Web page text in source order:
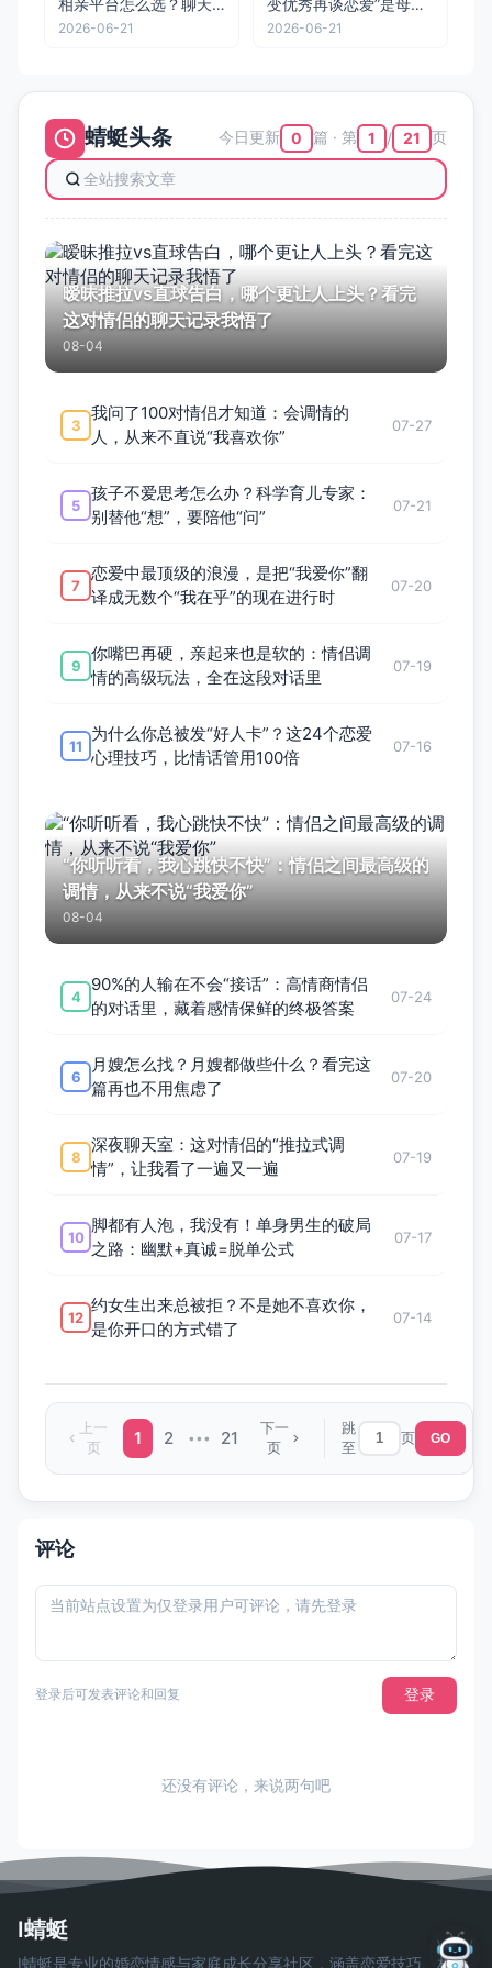
话题怎么聊？蜻小蜓一
2026-06-21
单身最大的骗局
2026-06-21
蜻蜓头条 今日更新 0 篇 · 第 1 / 21 页
暧昧推拉vs直球告白，哪个更让人上头？看完
这对情侣的聊天记录我悟了
08-04
3
我问了100对情侣才知道：会调情的
人，从来不直说“我喜欢你”
07-27
5
孩子不爱思考怎么办？科学育儿专家：
别替他“想”，要陪他“问”
07-21
7
恋爱中最顶级的浪漫，是把“我爱你”翻
译成无数个“我在乎”的现在进行时
07-20
9
你嘴巴再硬，亲起来也是软的：情侣调
情的高级玩法，全在这段对话里
07-19
11
为什么你总被发“好人卡”？这24个恋爱
心理技巧，比情话管用100倍
07-16
“你听听看，我心跳快不快”：情侣之间最高级的
调情，从来不说“我爱你”
08-04
4
90%的人输在不会“接话”：高情商情侣
的对话里，藏着感情保鲜的终极答案
07-24
6
月嫂怎么找？月嫂都做些什么？看完这
篇再也不用焦虑了
07-20
8
深夜聊天室：这对情侣的“推拉式调
情”，让我看了一遍又一遍
07-19
10
脚都有人泡，我没有！单身男生的破局
之路：幽默+真诚=脱单公式
07-17
12
约女生出来总被拒？不是她不喜欢你，
是你开口的方式错了
07-14
上一
页
1 2 ••• 21
下一
页
跳
至
页 GO
评论
登录后可发表评论和回复 登录
还没有评论，来说两句吧
I蜻蜓
I蜻蜓是专业的婚恋情感与家庭成长分享社区，涵盖恋爱技巧、相亲